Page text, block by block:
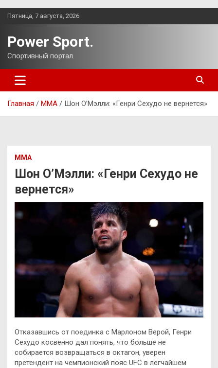
Перейти
Пятница, 7 августа, 2026
Power Sport.
Спортивный портал.
Главная ММА Шон О’Мэлли: «Генри Сехудо не вернется»
ММА
Шон О’Мэлли: «Генри Сехудо не
вернется»
Отказавшись от поединка с Марлоном Верой, Генри
Сехудо косвенно дал понять, что больше не
собирается возвращаться в октагон, уверен
претендент на чемпионский пояс UFC в легчайшем